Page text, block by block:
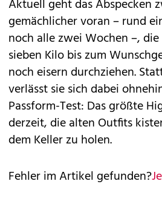
Aktuell geht das Abspecken
gemächlicher voran – rund
noch alle zwei Wochen –,
sieben Kilo bis zum
noch eisern durchziehen.
verlässt sie sich dabei
Passform-Test: Das größte
derzeit, die alten Outfits
dem Keller zu holen.
Fehler im Artikel gefunden?